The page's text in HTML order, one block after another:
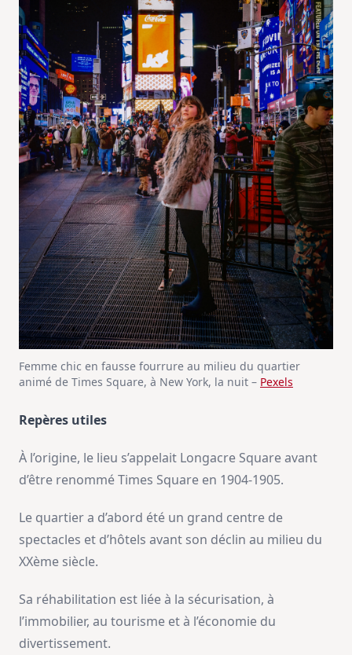
Femme chic en fausse fourrure au milieu du quartier
animé de Times Square, à New York, la nuit – Pexels
Repères utiles
À l’origine, le lieu s’appelait Longacre Square avant
d’être renommé Times Square en 1904-1905.
Le quartier a d’abord été un grand centre de
spectacles et d’hôtels avant son déclin au milieu du
XXème siècle.
Sa réhabilitation est liée à la sécurisation, à
l’immobilier, au tourisme et à l’économie du
divertissement.